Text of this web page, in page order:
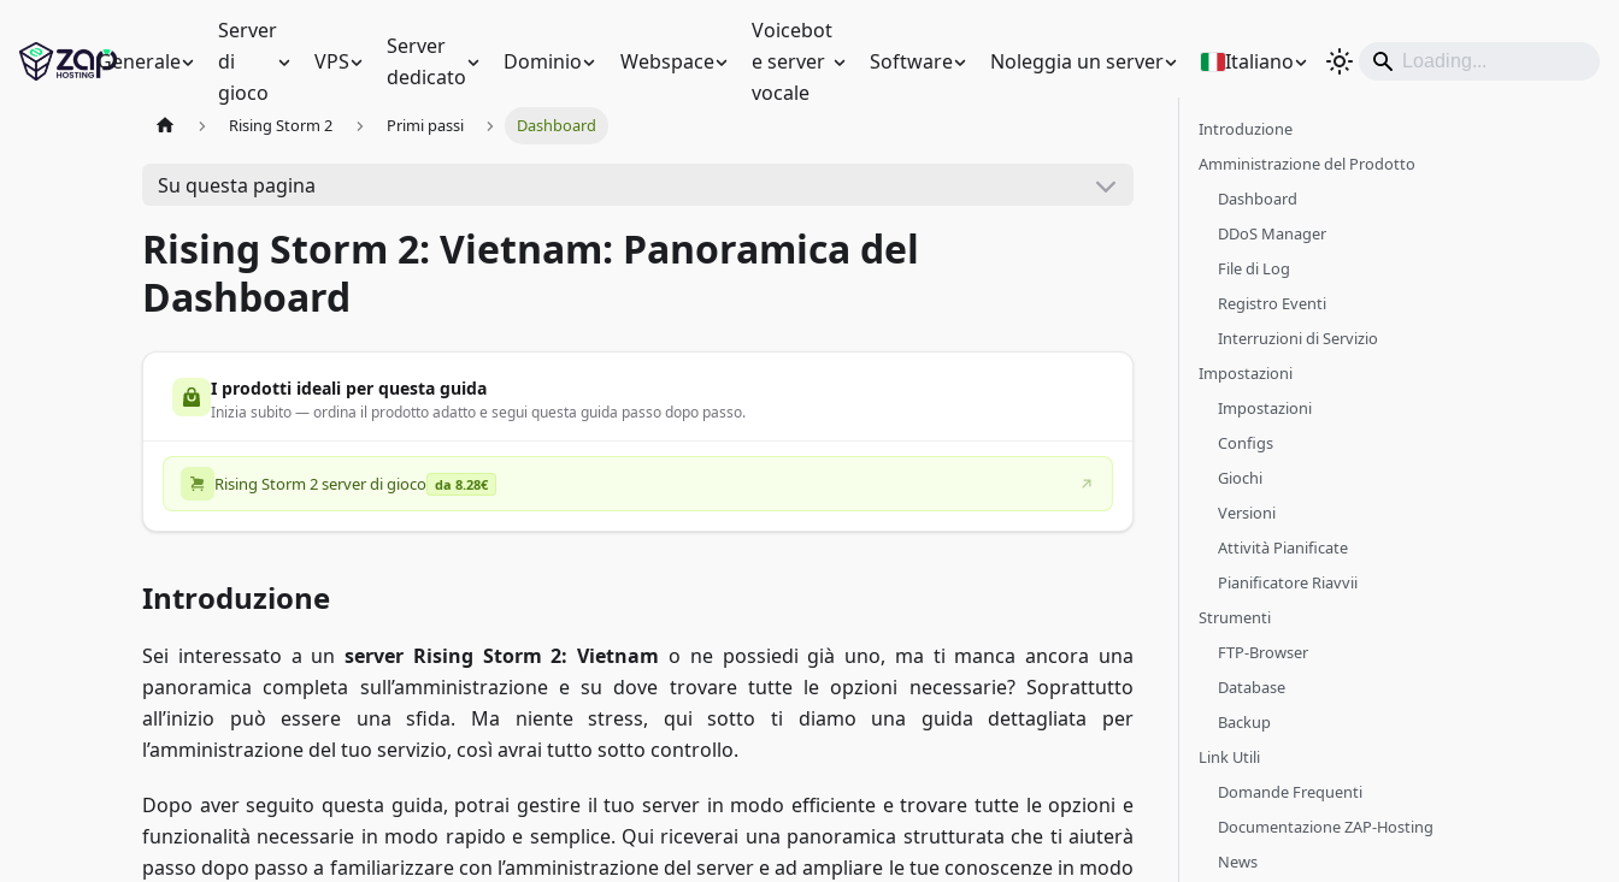
Generale
Server
di
gioco
VPS
Server
dedicato
Dominio Webspace
Voicebot
e server
vocale
Software Noleggia un server Italiano
Rising Storm 2 Primi passi Dashboard
Su questa pagina
Rising Storm 2: Vietnam: Panoramica del
Dashboard
I prodotti ideali per questa guida
Inizia subito — ordina il prodotto adatto e segui questa guida passo dopo passo.
Rising Storm 2 server di gioco da 8.28€
Introduzione
Sei interessato a unserver Rising Storm 2: Vietnam o ne possiedi già uno, ma ti manca ancora una
panoramica completa sull’amministrazione e su dove trovare tutte le opzioni necessarie? Soprattutto
all’inizio può essere una sfida. Ma niente stress, qui sotto ti diamo una guida dettagliata per
l’amministrazione del tuo servizio, così avrai tutto sotto controllo.
Dopo aver seguito questa guida, potrai gestire il tuo server in modo efficiente e trovare tutte le opzioni e
funzionalità necessarie in modo rapido e semplice. Qui riceverai una panoramica strutturata che ti aiuterà
passo dopo passo a familiarizzare con l’amministrazione del server e ad ampliare le tue conoscenze in modo
Introduzione
Amministrazione del Prodotto
Dashboard
DDoS Manager
File di Log
Registro Eventi
Interruzioni di Servizio
Impostazioni
Impostazioni
Configs
Giochi
Versioni
Attività Pianificate
Pianificatore Riavvii
Strumenti
FTP-Browser
Database
Backup
Link Utili
Domande Frequenti
Documentazione ZAP-Hosting
News